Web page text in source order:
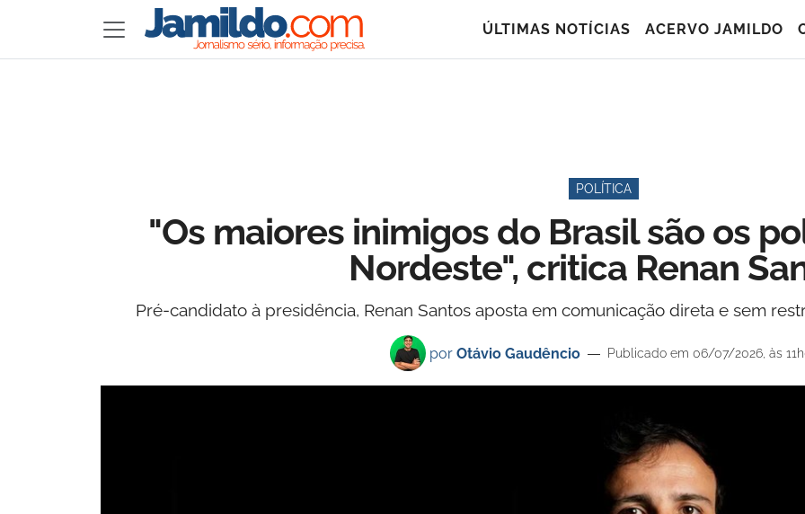
ÚLTIMAS NOTÍCIAS ACERVO JAMILDO
POLÍTICA
"Os maiores inimigos do Brasil são os
Nordeste", critica Renan
Pré-candidato à presidência, Renan Santos aposta em comunicação direta e sem
por Otávio Gaudêncio Publicado em 06/07/2026, às